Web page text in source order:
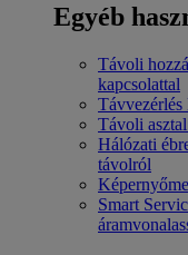
Egyéb
Távoli
kapcsolattal
Távvezérlés
Távoli asztal
Hálózati
távolról
Smart